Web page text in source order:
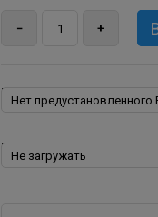
Rustore:
Пакеты программ для